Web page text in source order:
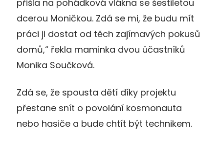
přišla na pohádková vlákna se šestiletou
dcerou Moničkou. Zdá se mi, že budu mít
práci ji dostat od těch zajímavých pokusů
domů,“ řekla maminka dvou účastníků
Monika Součková.
Zdá se, že spousta dětí díky projektu
přestane snít o povolání kosmonauta
nebo hasiče a bude chtít být technikem.